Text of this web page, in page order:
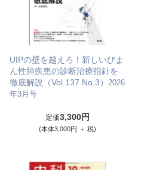
UIPの壁を越えろ！新しいびま
ん性肺疾患の診断治療指針を
徹底解説（Vol.137 No.3） 2026
年3月号
定価3,300円
(本体3,000円 ＋ 税)